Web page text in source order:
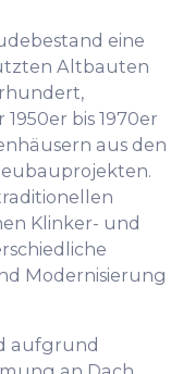
eine
Altbauten
bis 1970er
aus den
Klinker- und
Modernisierung
aufgrund